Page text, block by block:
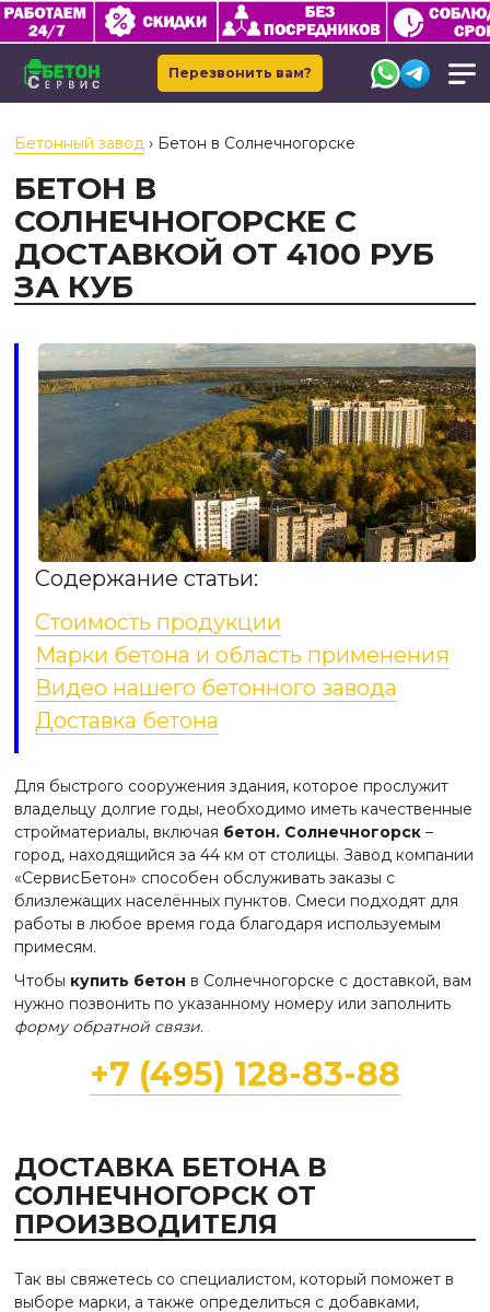
Перезвонить вам?
Бетонный завод › Бетон в Солнечногорске
БЕТОН В
СОЛНЕЧНОГОРСКЕ С
ДОСТАВКОЙ ОТ 4100 РУБ
ЗА КУБ
Содержание статьи:
Стоимость продукции
Марки бетона и область применения
Видео нашего бетонного завода
Доставка бетона
Для быстрого сооружения здания, которое прослужит
владельцу долгие годы, необходимо иметь качественные
стройматериалы, включая бетон. Солнечногорск –
город, находящийся за 44 км от столицы. Завод компании
«СервисБетон» способен обслуживать заказы с
близлежащих населённых пунктов. Смеси подходят для
работы в любое время года благодаря используемым
примесям.
Чтобы купить бетон в Солнечногорске с доставкой, вам
нужно позвонить по указанному номеру или заполнить
форму обратной связи.
+7 (495) 128-83-88
ДОСТАВКА БЕТОНА В
СОЛНЕЧНОГОРСК ОТ
ПРОИЗВОДИТЕЛЯ
Так вы свяжетесь со специалистом, который поможет в
выборе марки, а также определиться с добавками,